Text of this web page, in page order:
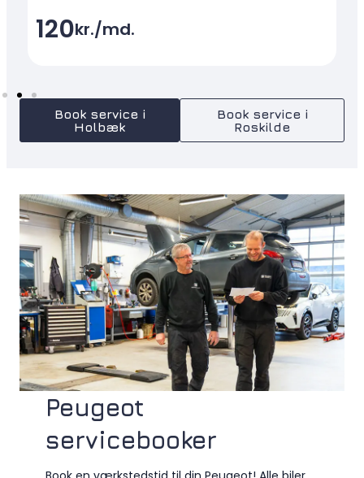
120kr./md.
Book service i
Holbæk
Book service i
Roskilde
Peugeot
servicebooker